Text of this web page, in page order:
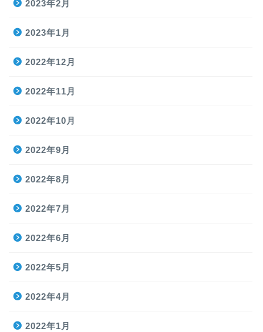
2023年2月
2023年1月
2022年12月
2022年11月
2022年10月
2022年9月
2022年8月
2022年7月
2022年6月
2022年5月
2022年4月
2022年1月